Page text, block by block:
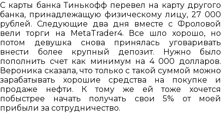
С карты банка Тинькофф перевел на карту другого
банка, принадлежащую физическому лицу, 27 000
рублей. Следующие два дня вместе с Фроловой
вели торги на MetaTrader4. Все шло хорошо, но
потом девушка снова принялась уговаривать
внести более крупный депозит. Нужно было
пополнить счет как минимум на 4 000 долларов.
Вероника сказала, что только с такой суммой можно
зарабатывать хорошие средства на покупке и
продаже нефти. К тому же ей тоже хочется
побыстрее начать получать свои 5% от моей
прибыли за сотрудничество.